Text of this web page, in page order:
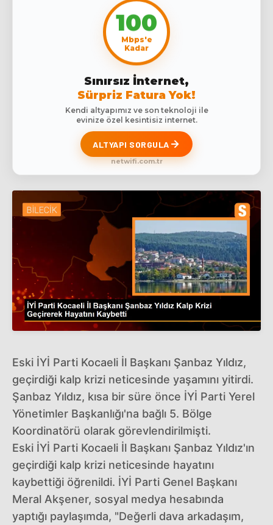
100
Mbps'e
Kadar
Sınırsız İnternet,
Sürpriz Fatura Yok!
Kendi altyapımız ve son teknoloji ile
evinize özel kesintisiz internet.
ALTYAPI SORGULA
netwifi.com.tr
Eski İYİ Parti Kocaeli İl Başkanı Şanbaz Yıldız,
geçirdiği kalp krizi neticesinde yaşamını yitirdi.
Şanbaz Yıldız, kısa bir süre önce İYİ Parti Yerel
Yönetimler Başkanlığı'na bağlı 5. Bölge
Koordinatörü olarak görevlendirilmişti.
Eski İYİ Parti Kocaeli İl Başkanı Şanbaz Yıldız'ın
geçirdiği kalp krizi neticesinde hayatını
kaybettiği öğrenildi. İYİ Parti Genel Başkanı
Meral Akşener, sosyal medya hesabında
yaptığı paylaşımda, "Değerli dava arkadaşım,